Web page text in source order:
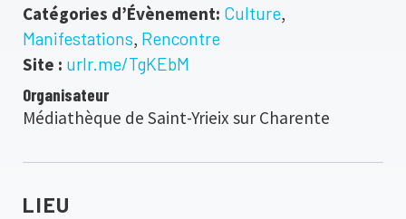
Catégories d’Évènement: Culture,
Manifestations, Rencontre
Site : urlr.me/TgKEbM
Organisateur
Médiathèque de Saint-Yrieix sur Charente
LIEU